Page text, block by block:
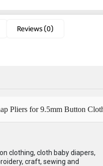
Reviews (0)
Pliers for 9.5mm Button
clothing, cloth baby diapers,
craft, sewing and